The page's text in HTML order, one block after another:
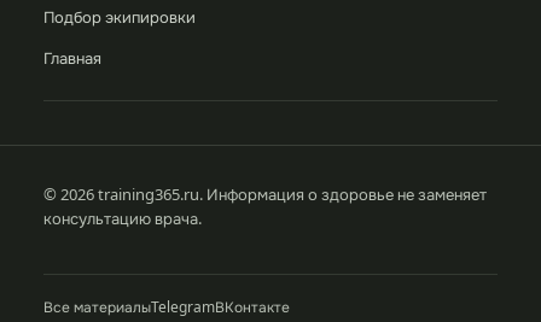
Подбор экипировки
Главная
© 2026 training365.ru. Информация о здоровье не заменяет
консультацию врача.
Все материалыTelegramВКонтакте